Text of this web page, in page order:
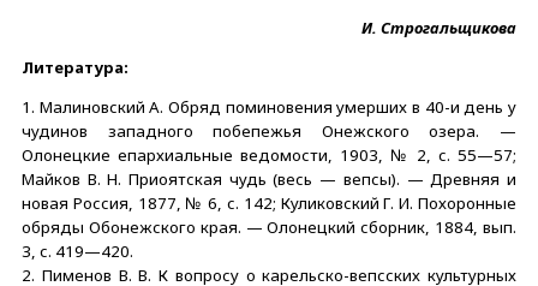
И. Строгальщикова
Литература:
1. Малиновский А. Обряд поминовения умерших в 40-и день у
чудинов западного побепежья Онежского озера. —
Олонецкие епархиальные ведомости, 1903, № 2, с. 55—57;
Майков В. Н. Приоятская чудь (весь — вепсы). — Древняя и
новая Россия, 1877, № 6, с. 142; Куликовский Г. И. Похоронные
обряды Обонежского края. — Олонецкий сборник, 1884, вып.
3, с. 419—420.
2. Пименов В. В. К вопросу о карельско-вепсских культурных